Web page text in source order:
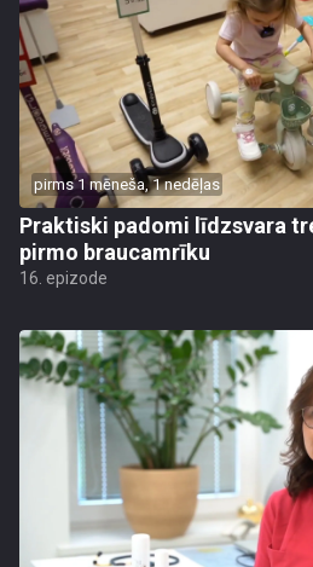
pirms 1 mēneša, 1 nedēļas
Praktiski padomi līdzsvara
pirmo braucamrīku
16. epizode